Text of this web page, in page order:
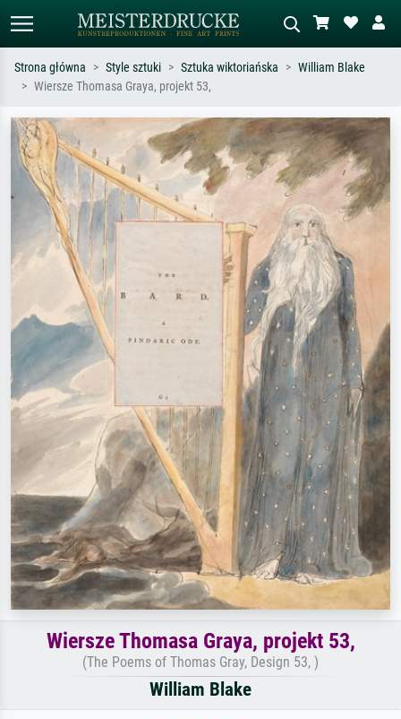
Szukaj wg artysty, tytułu lub stylu – np.
Monet, Gwiaździsta noc,
impresjonizm, fala Hokusaia, akt.
Opisz scenę – np. zielona łąka,
abstrakcja z czerwienią, ciemny olej,
stojący akt obok drzewa.
Strona główna Style sztuki Sztuka wiktoriańska
William Blake
Wiersze Thomasa Graya, projekt 53,
Wiersze Thomasa Graya, projekt 53,
(The Poems of Thomas Gray, Design 53, )
William Blake